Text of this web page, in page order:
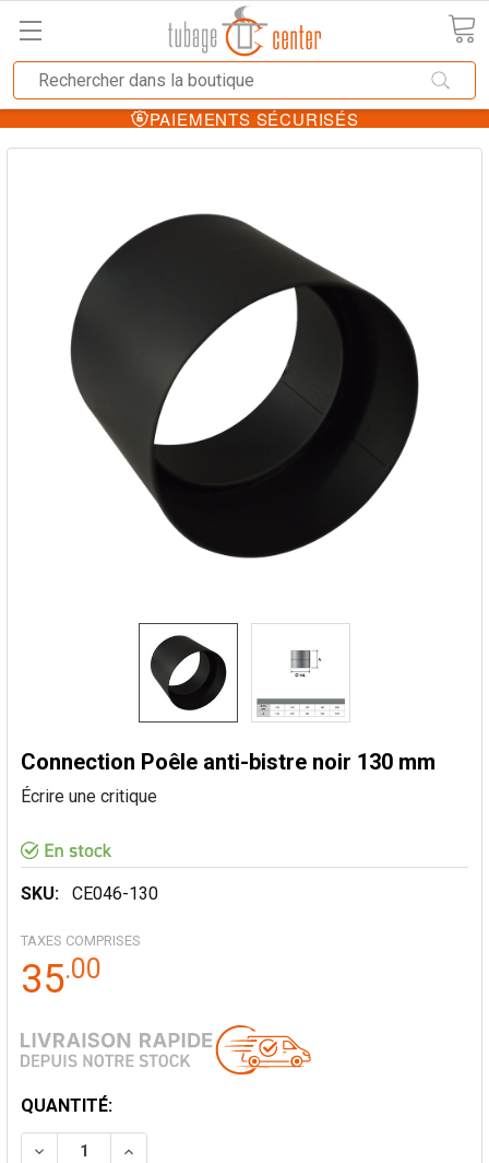
PAIEMENTS SÉCURISÉS
Connection Poêle anti-bistre noir 130 mm
Écrire une critique
SKU: CE046-130
TAXES COMPRISES
35.00
STOCK
ACTUEL:
QUANTITÉ:
DIMINUER LA QUANTITÉ DE CONNECTION POÊLE
AUGMENTER LA QUANTITÉ DE